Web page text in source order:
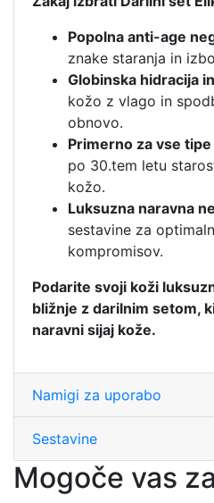
Popolna anti-age
znake staranja in
Globinska hidracija
kožo z vlago in
obnovo.
Primerno za vse
po 30.tem letu
kožo.
Luksuzna naravna
sestavine za
kompromisov.
Podarite svoji koži
bližnje z darilnim setom,
naravni sijaj kože.
Namigi za uporabo
Sestavine
Mogoče vas